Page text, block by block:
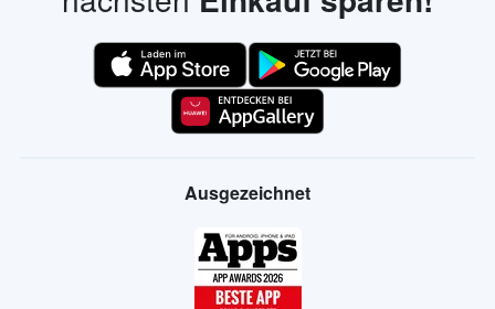
Ausgezeichnet